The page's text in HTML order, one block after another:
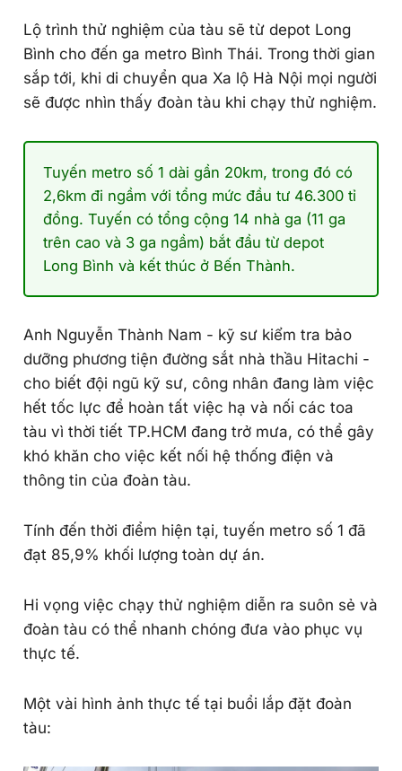
Lộ trình thử nghiệm của tàu sẽ từ depot Long
Bình cho đến ga metro Bình Thái. Trong thời gian
sắp tới, khi di chuyển qua Xa lộ Hà Nội mọi người
sẽ được nhìn thấy đoàn tàu khi chạy thử nghiệm.
Tuyến metro số 1 dài gần 20km, trong đó có
2,6km đi ngầm với tổng mức đầu tư 46.300 tỉ
đồng. Tuyến có tổng cộng 14 nhà ga (11 ga
trên cao và 3 ga ngầm) bắt đầu từ depot
Long Bình và kết thúc ở Bến Thành.
Anh Nguyễn Thành Nam - kỹ sư kiểm tra bảo
dưỡng phương tiện đường sắt nhà thầu Hitachi -
cho biết đội ngũ kỹ sư, công nhân đang làm việc
hết tốc lực để hoàn tất việc hạ và nối các toa
tàu vì thời tiết TP.HCM đang trở mưa, có thể gây
khó khăn cho việc kết nối hệ thống điện và
thông tin của đoàn tàu.
Tính đến thời điểm hiện tại, tuyến metro số 1 đã
đạt 85,9% khối lượng toàn dự án.
Hi vọng việc chạy thử nghiệm diễn ra suôn sẻ và
đoàn tàu có thể nhanh chóng đưa vào phục vụ
thực tế.
Một vài hình ảnh thực tế tại buổi lắp đặt đoàn
tàu: